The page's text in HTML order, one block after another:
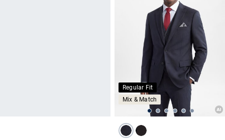
Regular Fit
Mix & Match